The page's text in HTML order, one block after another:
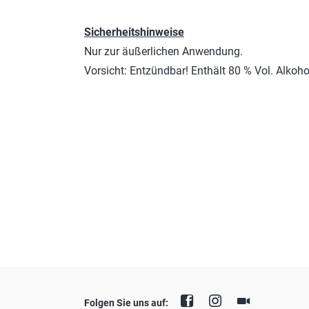
Sicherheitshinweise
Nur zur äußerlichen Anwendung.
Vorsicht: Entzündbar! Enthält 80 % Vol.
Folgen Sie uns auf: